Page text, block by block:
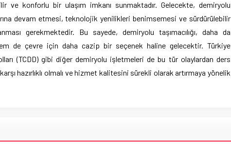
ve konforlu bir ulaşım imkanı sunmaktadır. Gelecekte, demiryolu
devam etmesi, teknolojik yenilikleri benimsemesi ve sürdürülebilir
gerekmektedir. Bu sayede, demiryolu taşımacılığı, daha da
de çevre için daha cazip bir seçenek haline gelecektir. Türkiye
(TCDD) gibi diğer demiryolu işletmeleri de bu tür olaylardan ders
hazırlıklı olmalı ve hizmet kalitesini sürekli olarak artırmaya yönelik